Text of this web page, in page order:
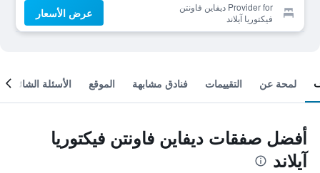
Provider for ديفاين فاونتن
فيكتوريا آيلاند
عرض الأسعار
لمحة عن التقييمات فنادق مشابهة الموقع الأسئلة الشائعة
أفضل صفقات ديفاين فاونتن فيكتوريا
آيلاند